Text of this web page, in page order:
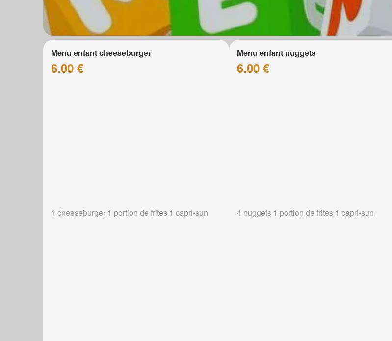
Menu enfant cheeseburger
6.00 €
1 cheeseburger 1 portion de frites 1 capri-sun
Menu enfant nuggets
6.00 €
4 nuggets 1 portion de frites 1 capri-sun